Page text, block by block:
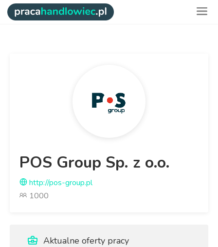
POS Group Sp. z o.o.
http://pos-group.pl
1000
Aktualne oferty pracy